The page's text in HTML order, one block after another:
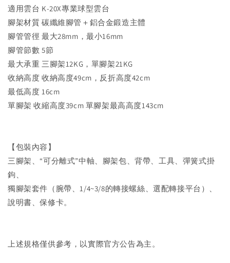
適用雲台 K-20X專業球型雲台
腳架材質 碳纖維腳管＋鋁合金鍛造主體
腳管管徑 最大28mm，最小16mm
腳管節數 5節
最大承重 三腳架12KG，單腳架21KG
收納高度 收納高度49cm，反折高度42cm
最低高度 16cm
單腳架 收縮高度39cm 單腳架最高高度143cm
【包裝內容】
三腳架、“可分離式”中軸、腳架包、背帶、工具、彈簧式掛
鉤、
獨腳架套件（腕帶、1/4~3/8的轉接螺絲、選配轉接平台）、
說明書、保修卡。
上述規格僅供參考，以實際官方公告為主。